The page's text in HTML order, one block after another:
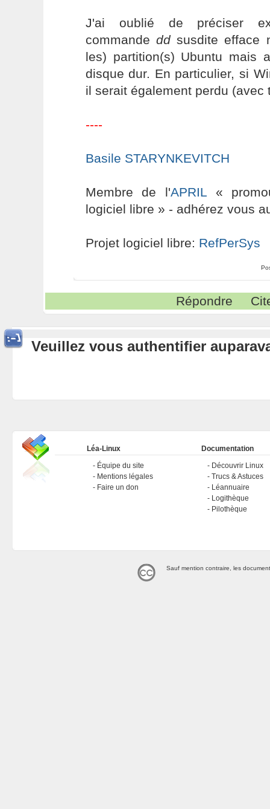
J'ai oublié de préciser
commande ddsusdite efface
les) partition(s) Ubuntu mais
disque dur. En particulier, si
il serait également perdu (avec
----
Basile STARYNKEVITCH
Membre de l'APRIL «
logiciel libre » - adhérez vous
Projet logiciel libre: RefPerSys
Répondre
Veuillez vous authentifier
Léa-Linux
Équipe du site
Mentions légales
Faire un don
Documentation
Découvrir Linux
Trucs & Astuces
Léannuaire
Logithèque
Pilothèque
Sauf mention contraire, les